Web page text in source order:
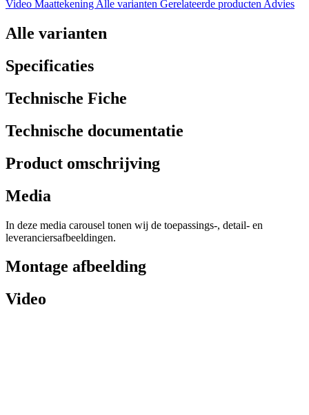
Video Maattekening Alle varianten Gerelateerde producten Advies
Alle varianten
Specificaties
Technische Fiche
Technische documentatie
Product omschrijving
Media
In deze media carousel tonen wij de toepassings-, detail- en
leveranciersafbeeldingen.
Montage afbeelding
Video